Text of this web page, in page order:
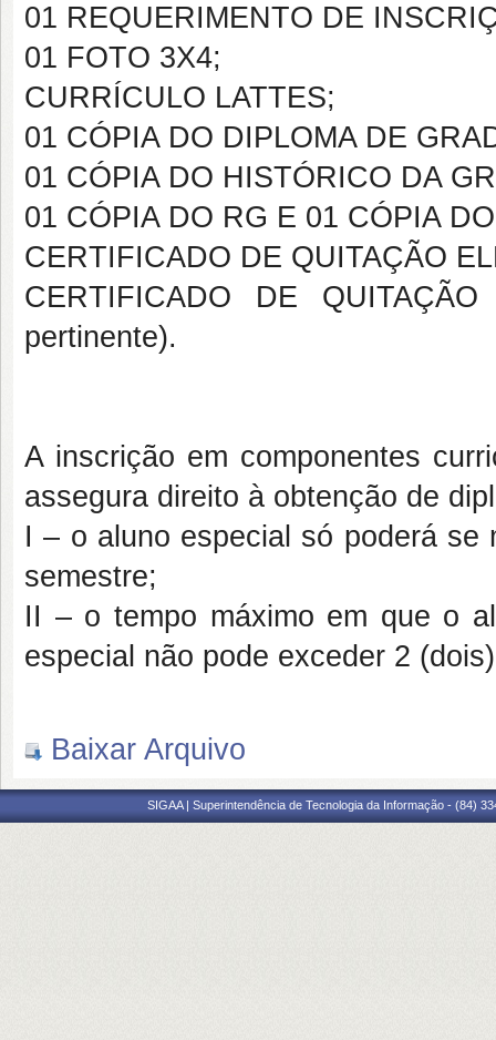
01 REQUERIMENTO DE
01 FOTO 3X4;
CURRÍCULO LATTES;
01 CÓPIA DO DIPLOMA DE
01 CÓPIA DO HISTÓRICO DA
01 CÓPIA DO RG E 01 CÓPIA
CERTIFICADO DE QUITAÇÃO
CERTIFICADO DE
pertinente).
A inscrição em componentes
assegura direito à obtenção de
I – o aluno especial só poderá se
semestre;
II – o tempo máximo em que o
especial não pode exceder 2
Baixar Arquivo
SIGAA | Superintendência de Tecnologia da Informação - (84)